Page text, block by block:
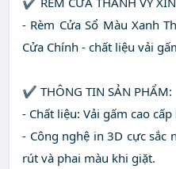
- Rèm Cửa Sổ Màu Xanh
Cửa Chính - chất liệu vải
✔ THÔNG TIN SẢN PHẨM:
- Chất liệu: Vải gấm cao
- Công nghệ in 3D cực sắc
rút và phai màu khi giặt.